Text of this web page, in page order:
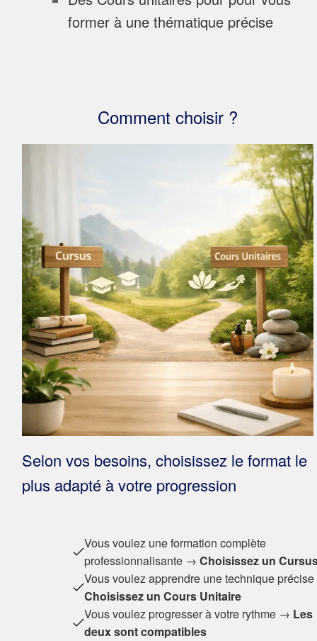
former à une thématique précise
Comment choisir ?
Selon vos besoins, choisissez le format le
plus adapté à votre progression
Vous voulez une formation complète
professionnalisante → Choisissez un
Vous voulez apprendre une technique
Choisissez un Cours Unitaire
Vous voulez progresser à votre rythme → Les
deux sont compatibles